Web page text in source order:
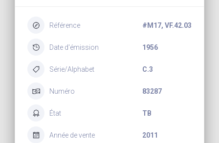
Référence #M17, VF.42.03
Date d'émission 1956
Série/Alphabet C.3
Numéro 83287
État TB
Année de vente 2011